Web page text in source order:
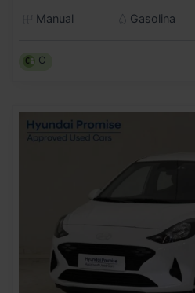
Manual
Gasolina
C